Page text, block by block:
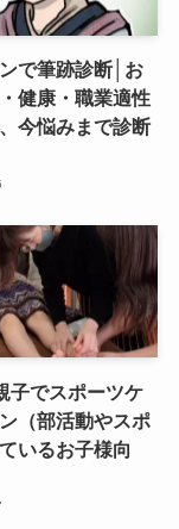
で筆跡診断│お
健康・職業適性
今悩みまで診断
子でスポーツケ
（部活動やスポ
いるお子様向